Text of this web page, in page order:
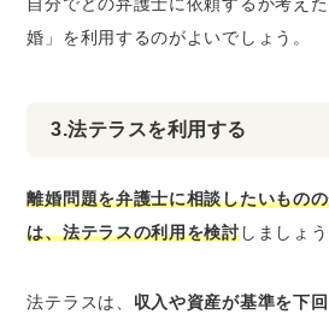
自分でどの弁護士に依頼するか考え
婚」を利用するのがよいでしょう。
3.法テラスを利用する
離婚問題を弁護士に相談したいもの
は、法テラスの利用を検討しましょう
法テラスは、 収入や資産が基準を下